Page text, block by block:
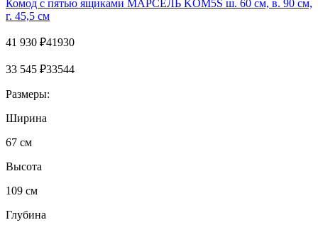
Комод с пятью ящиками МАРСЕЛЬ KOM5S ш. 60 см, в. 90 см,
г. 45,5 см
41 930 ₽41930
33 545 ₽33544
Размеры:
Ширина
67 см
Высота
109 см
Глубина